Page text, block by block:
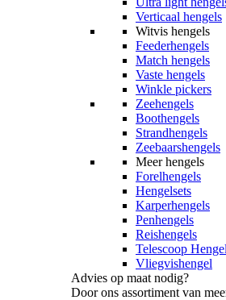
Verticaal hengels
Witvis hengels
Feederhengels
Match hengels
Vaste hengels
Winkle pickers
Zeehengels
Boothengels
Strandhengels
Zeebaarshengels
Meer hengels
Forelhengels
Hengelsets
Karperhengels
Penhengels
Reishengels
Telescoop
Vliegvishengel
Advies op maat nodig?
Door ons assortiment van